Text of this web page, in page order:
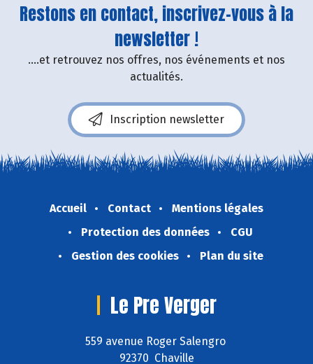
Restons en contact, inscrivez-vous à la
newsletter !
....et retrouvez nos offres, nos événements et nos
actualités.
Inscription newsletter
Accueil Contact
Mentions légales
Protection des données
CGU
Gestion des cookies
Plan du site
Le Pre Verger
559 avenue Roger Salengro
92370 Chaville